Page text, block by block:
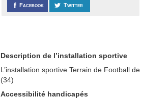
Facebook Twitter
Description de l’installation sportive
L’installation sportive Terrain de Football
(34)
Accessibilité handicapés